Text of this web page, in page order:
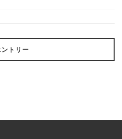
ントリー